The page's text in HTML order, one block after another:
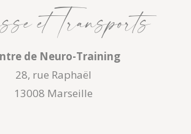
et Transports
de Neuro-Training
28, rue Raphaël
13008 Marseille